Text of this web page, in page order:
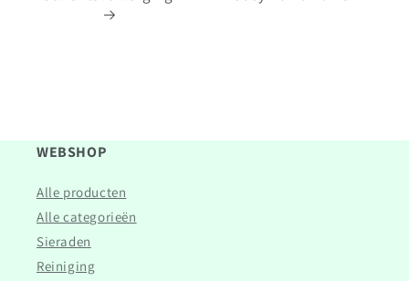
WEBSHOP
Alle producten
Alle categorieën
Sieraden
Reiniging